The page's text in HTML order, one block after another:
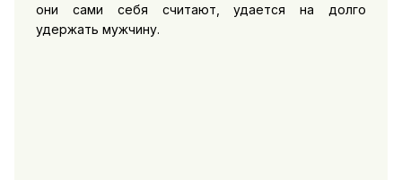
они сами себя считают, удается на долго
удержать мужчину.